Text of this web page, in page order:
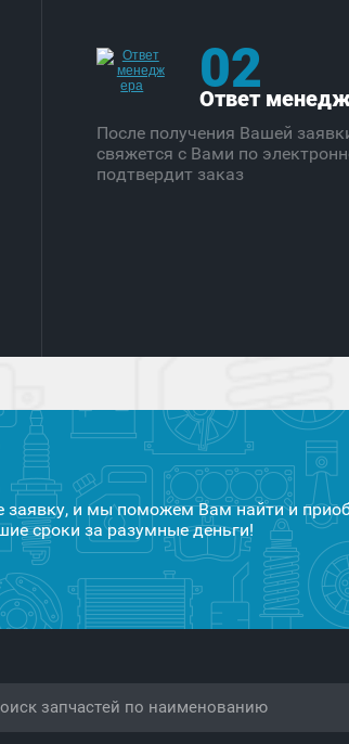
02
Ответ
После получения Вашей
свяжется с Вами по
подтвердит заказ
заявку, и мы поможем Вам найти и
сроки за разумные деньги!